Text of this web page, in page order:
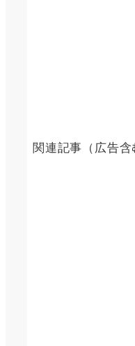
関連記事（広告含